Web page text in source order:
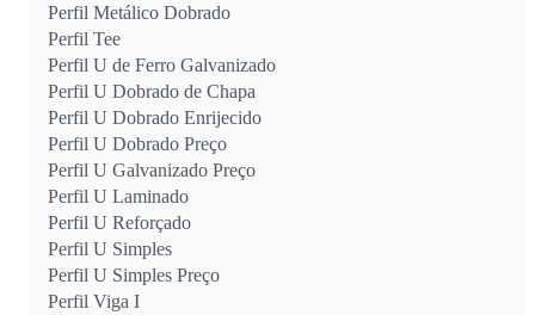
Perfil Metálico Dobrado
Perfil Tee
Perfil U de Ferro Galvanizado
Perfil U Dobrado de Chapa
Perfil U Dobrado Enrijecido
Perfil U Dobrado Preço
Perfil U Galvanizado Preço
Perfil U Laminado
Perfil U Reforçado
Perfil U Simples
Perfil U Simples Preço
Perfil Viga I